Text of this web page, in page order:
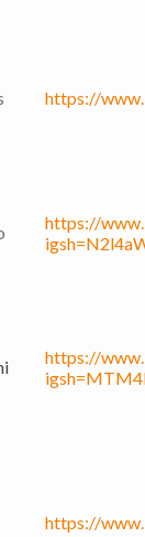
https://
https://
https://
https://